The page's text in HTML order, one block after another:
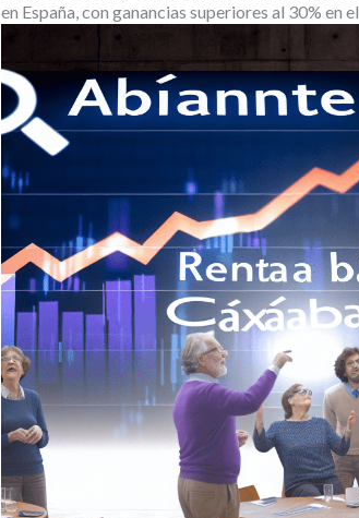
en España, con ganancias superiores al 30% en